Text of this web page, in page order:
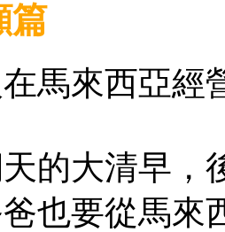
篇
馬來西亞經
的大清早，
也要從馬來